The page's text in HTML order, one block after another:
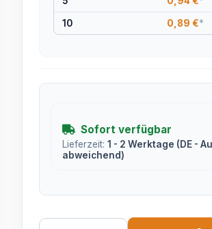
10 0,89 €*
Sofort verfügbar
Lieferzeit: 1 - 2 Werktage (DE -
abweichend)